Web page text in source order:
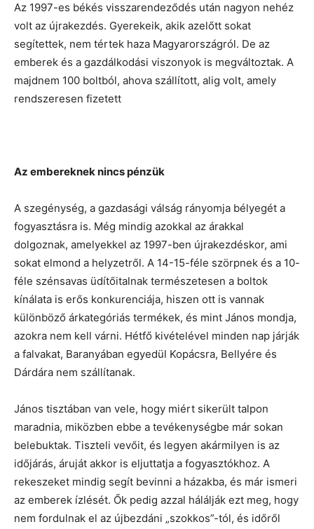
Az 1997-es békés visszarendeződés után nagyon nehéz
volt az újrakezdés. Gyerekeik, akik azelőtt sokat
segítettek, nem tértek haza Magyarországról. De az
emberek és a gazdálkodási viszonyok is megváltoztak. A
majdnem 100 boltból, ahova szállított, alig volt, amely
rendszeresen fizetett
Az embereknek nincs pénzük
A szegénység, a gazdasági válság rányomja bélyegét a
fogyasztásra is. Még mindig azokkal az árakkal
dolgoznak, amelyekkel az 1997-ben újrakezdéskor, ami
sokat elmond a helyzetről. A 14-15-féle szörpnek és a 10-
féle szénsavas üdítőitalnak természetesen a boltok
kínálata is erős konkurenciája, hiszen ott is vannak
különböző árkategóriás termékek, és mint János mondja,
azokra nem kell várni. Hétfő kivételével minden nap járják
a falvakat, Baranyában egyedül Kopácsra, Bellyére és
Dárdára nem szállítanak.
János tisztában van vele, hogy miért sikerült talpon
maradnia, miközben ebbe a tevékenységbe már sokan
belebuktak. Tiszteli vevőit, és legyen akármilyen is az
időjárás, áruját akkor is eljuttatja a fogyasztókhoz. A
rekeszeket mindig segít bevinni a házakba, és már ismeri
az emberek ízlését. Ők pedig azzal hálálják ezt meg, hogy
nem fordulnak el az újbezdáni „szokkos”-tól, és időről